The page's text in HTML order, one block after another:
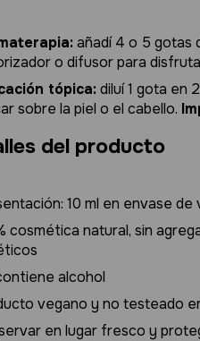
añadí 4 o 5 gotas
o difusor para
tópica:diluí 1 gota en
sobre la piel o el cabello.
del producto
10 ml en envase de
cosmética natural, sin
alcohol
vegano y no testeado
en lugar fresco y